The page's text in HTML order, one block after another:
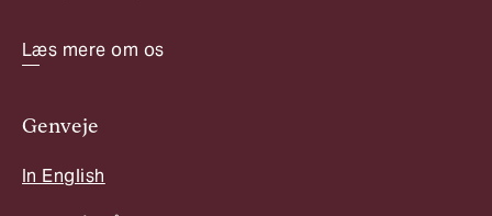
Læs mere om os
Genveje
In English